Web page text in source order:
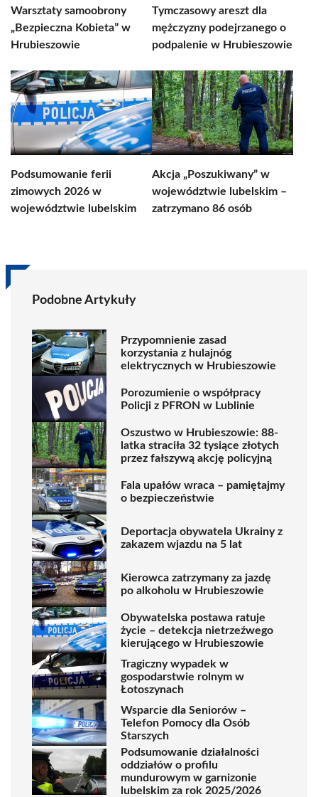
Warsztaty samoobrony
„Bezpieczna Kobieta” w
Hrubieszowie
Tymczasowy areszt dla
mężczyzny podejrzanego o
podpalenie w Hrubieszowie
Podsumowanie ferii
zimowych 2026 w
województwie lubelskim
Akcja „Poszukiwany” w
województwie lubelskim –
zatrzymano 86 osób
Podobne Artykuły
Przypomnienie zasad
korzystania z hulajnóg
elektrycznych w Hrubieszowie
Porozumienie o współpracy
Policji z PFRON w Lublinie
Oszustwo w Hrubieszowie: 88-
latka straciła 32 tysiące złotych
przez fałszywą akcję policyjną
Fala upałów wraca – pamiętajmy
o bezpieczeństwie
Deportacja obywatela Ukrainy z
zakazem wjazdu na 5 lat
Kierowca zatrzymany za jazdę
po alkoholu w Hrubieszowie
Obywatelska postawa ratuje
życie – detekcja nietrzeźwego
kierującego w Hrubieszowie
Tragiczny wypadek w
gospodarstwie rolnym w
Łotoszynach
Wsparcie dla Seniorów –
Telefon Pomocy dla Osób
Starszych
Podsumowanie działalności
oddziałów o profilu
mundurowym w garnizonie
lubelskim za rok 2025/2026